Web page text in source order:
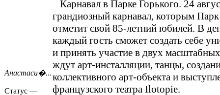
Анастаси�...
Статус —
Карнавал в Парке Горького. 24
грандиозный карнавал, которым
отметит свой 85-летний юбилей. В
каждый гость сможет создать себе
и принять участие в двух
ждут арт-инсталляции, танцы,
коллективного арт-объекта и
французского театра Ilotopie.